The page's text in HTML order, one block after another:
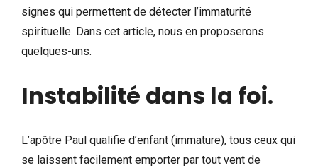
signes qui permettent de détecter l’immaturité
spirituelle. Dans cet article, nous en proposerons
quelques-uns.
Instabilité dans la foi.
L’apôtre Paul qualifie d’enfant (immature), tous ceux qui
se laissent facilement emporter par tout vent de